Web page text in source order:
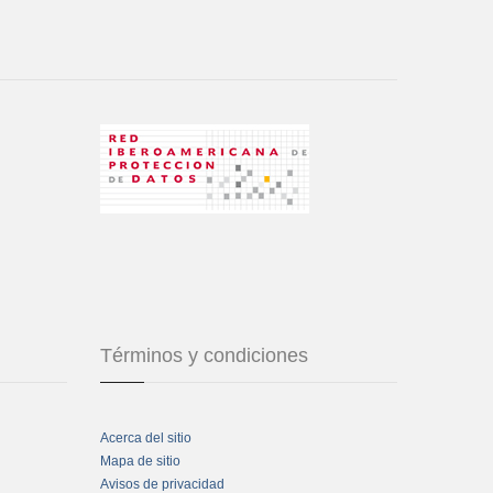
Términos y condiciones
Acerca del sitio
Mapa de sitio
Avisos de privacidad